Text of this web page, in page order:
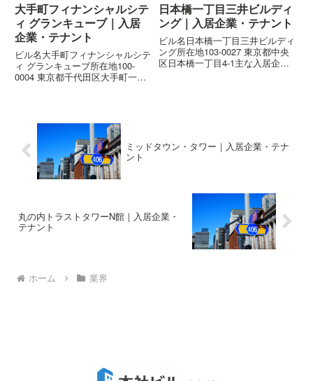
大手町フィナンシャルシテ
ィ グランキューブ｜入居
企業・テナント
ビル名大手町フィナンシャルシテ
ィ グランキューブ所在地100-
0004 東京都千代田区大手町一丁
金保険機構 ソニー生命保険株式
会社 協和キリン株式会...
日本橋一丁目三井ビルディ
ング｜入居企業・テナント
ビル名日本橋一丁目三井ビルディ
ング所在地103-0027 東京都中央
区日本橋一丁目4-1主な入居企業
ミッドタウン・タワー｜入居企業・テナ
ント
丸の内トラストタワーN館｜入居企業・
テナント
ホーム 業界